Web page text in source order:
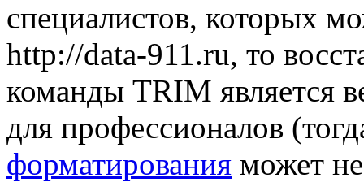
специалистов, которых
http://data-911.ru, то
команды TRIM является
для профессионалов
форматирования может